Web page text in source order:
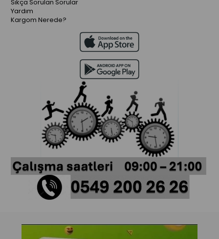
Sıkça Sorulan Sorular
Yardım
Kargom Nerede?